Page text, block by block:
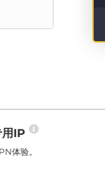
IP
体验。